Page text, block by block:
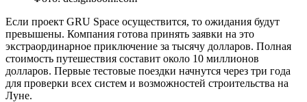
Если проект GRU Space осуществится, то ожидания будут
превышены. Компания готова принять заявки на это
экстраординарное приключение за тысячу долларов. Полная
стоимость путешествия составит около 10 миллионов
долларов. Первые тестовые поездки начнутся через три года
для проверки всех систем и возможностей строительства на
Луне.